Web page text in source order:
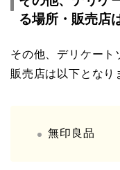
る場所・販売店
その他、デリケート
販売店は以下となり
無印良品